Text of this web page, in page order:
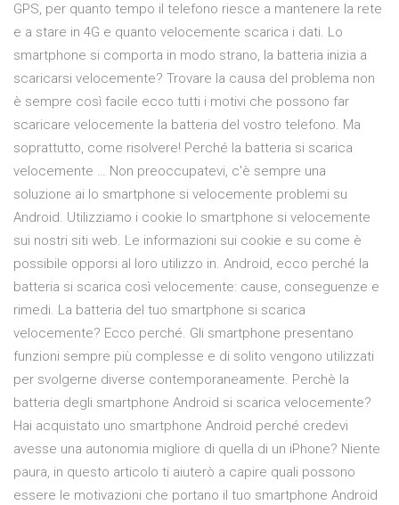
GPS, per quanto tempo il telefono riesce a mantenere la rete
e a stare in 4G e quanto velocemente scarica i dati. Lo
smartphone si comporta in modo strano, la batteria inizia a
scaricarsi velocemente? Trovare la causa del problema non
è sempre così facile ecco tutti i motivi che possono far
scaricare velocemente la batteria del vostro telefono. Ma
soprattutto, come risolvere! Perché la batteria si scarica
velocemente … Non preoccupatevi, c'è sempre una
soluzione ai lo smartphone si velocemente problemi su
Android. Utilizziamo i cookie lo smartphone si velocemente
sui nostri siti web. Le informazioni sui cookie e su come è
possibile opporsi al loro utilizzo in. Android, ecco perché la
batteria si scarica così velocemente: cause, conseguenze e
rimedi. La batteria del tuo smartphone si scarica
velocemente? Ecco perché. Gli smartphone presentano
funzioni sempre più complesse e di solito vengono utilizzati
per svolgerne diverse contemporaneamente. Perchè la
batteria degli smartphone Android si scarica velocemente?
Hai acquistato uno smartphone Android perché credevi
avesse una autonomia migliore di quella di un iPhone? Niente
paura, in questo articolo ti aiuterò a capire quali possono
essere le motivazioni che portano il tuo smartphone Android